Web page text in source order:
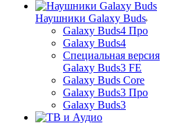
Наушники Galaxy Buds
Galaxy Buds4 Про
Galaxy Buds4
Специальная версия
Galaxy Buds3 FE
Galaxy Buds Core
Galaxy Buds3 Про
Galaxy Buds3